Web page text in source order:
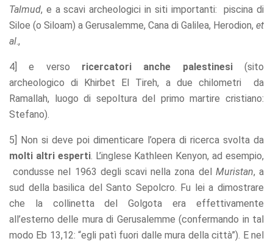
Talmud, e a scavi archeologici in siti importanti: piscina di
Siloe (o Siloam) a Gerusalemme, Cana di Galilea, Herodion, et
al.,
4] e verso ricercatori anche palestinesi(sito
archeologico di Khirbet El Tireh, a due chilometri da
Ramallah, luogo di sepoltura del primo martire cristiano:
Stefano).
5] Non si deve poi dimenticare l’opera di ricerca svolta da
molti altri esperti. L’inglese Kathleen Kenyon, ad esempio,
condusse nel 1963 degli scavi nella zona del Muristan, a
sud della basilica del Santo Sepolcro. Fu lei a dimostrare
che la collinetta del Golgota era effettivamente
all’esterno delle mura di Gerusalemme (confermando in tal
modo Eb 13,12: “egli patì fuori dalle mura della città”). E nel